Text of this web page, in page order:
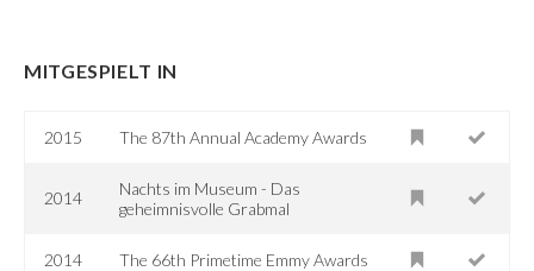
MITGESPIELT IN
2015 The 87th Annual Academy Awards
2014
Nachts im Museum - Das
geheimnisvolle Grabmal
2014 The 66th Primetime Emmy Awards